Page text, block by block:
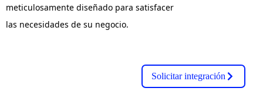
meticulosamente diseñado para satisfacer
las necesidades de su negocio.
Solicitar integración